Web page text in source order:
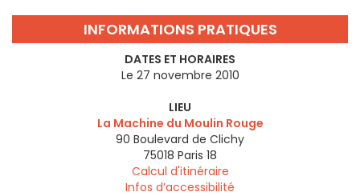
INFORMATIONS PRATIQUES
DATES ET HORAIRES
Le 27 novembre 2010
LIEU
La Machine du Moulin Rouge
90 Boulevard de Clichy
75018 Paris 18
Calcul d'itinéraire
Infos d’accessibilité